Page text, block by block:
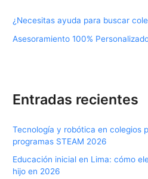
p
o
¿Necesitas ayuda para buscar
Asesoramiento 100%
Entradas recientes
Tecnología y robótica en colegios
programas STEAM 2026
Educación inicial en Lima: cómo
hijo en 2026